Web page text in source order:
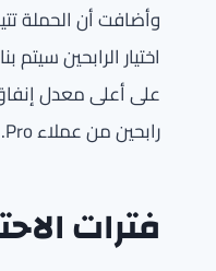
وأضافت أن الحملة
اختيار الرابحين
على أعلى معدل
رابحين من عملاء Pro.
فترات